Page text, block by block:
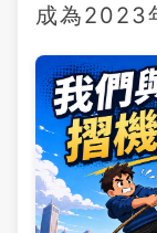
成為2023